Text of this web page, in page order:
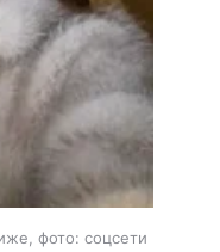
фото: соцсети